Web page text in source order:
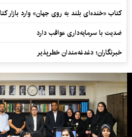
کتاب «خنده‌ای بلند به روی جهان» وارد بازار
ضدیت با سرمایه‌داری عواقب دارد
خبرنگاران؛ دغدغه‌مندان خطرپذیر